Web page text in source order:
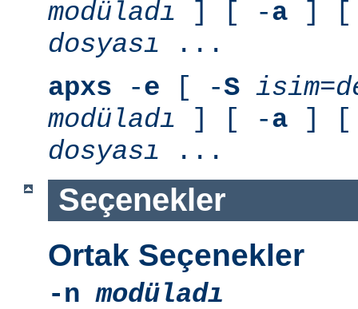
modüladı ] [ -a ] [
dosyası ...
apxs -e [ -S
modüladı ] [ -a ] [
dosyası ...
Seçenekler
Ortak Seçenekler
-n modüladı